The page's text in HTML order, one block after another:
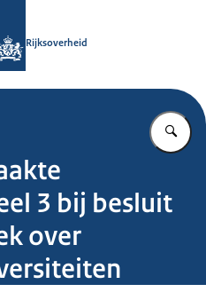
Rijksoverheid
3 bij besluit
over